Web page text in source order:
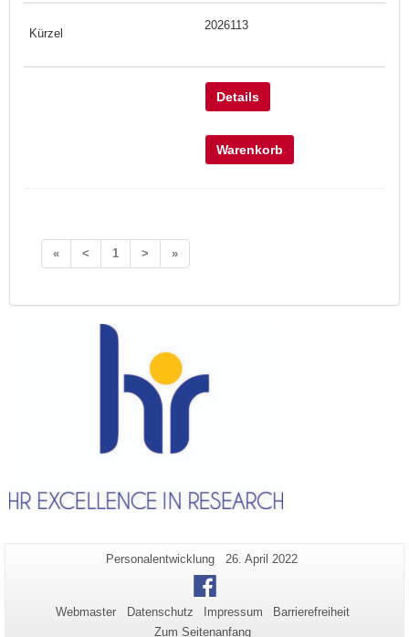
2026113
Details
Warenkorb
« < 1 > »
Zusätzliche
Informationen
zu
dieser
Seiten-
Personalentwicklung
Letzte
26. April 2022
Facebook
Webmaster Datenschutz Impressum
Barrierefreiheit
Zum Seitenanfang